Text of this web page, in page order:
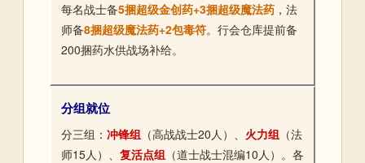
每名战士备5捆超级金创药+3捆超级魔法药 ，法
师备8捆超级魔法药+2包毒符。行会仓库提前备
200捆药水供战场补给。
分组就位
分三组： 冲锋组 （高战战士20人）、 火力组 （法
师15人）、 复活点组 （道士战士混编10人）。各